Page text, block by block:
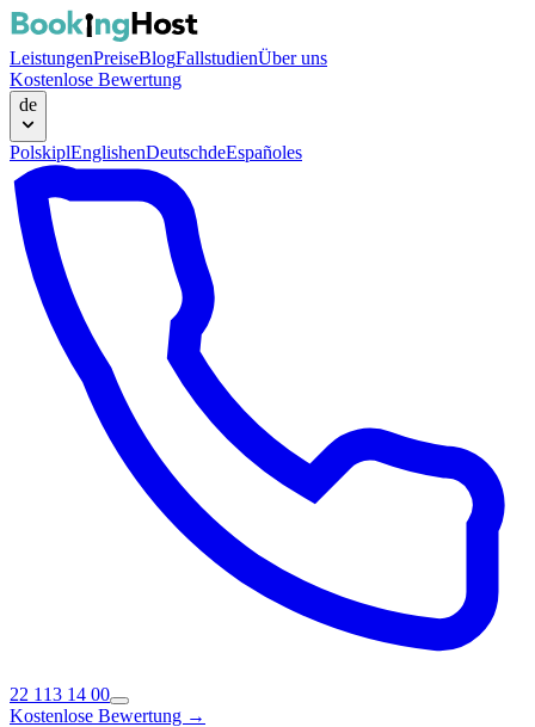
LeistungenPreiseBlogFallstudienÜber uns
Kostenlose Bewertung
de
PolskiplEnglishenDeutschdeEspañoles
22 113 14 00
Kostenlose Bewertung →